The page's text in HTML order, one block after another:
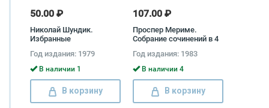
50.00 ₽
Николай Шундик.
Избранные
(комплект) Николай
Шундик
Год издания: 1979
В наличии 1
В корзину
107.00 ₽
Проспер Мериме.
Собрание сочинений в 4
Проспер Мериме
Год издания: 1983
В наличии 4
В корзину